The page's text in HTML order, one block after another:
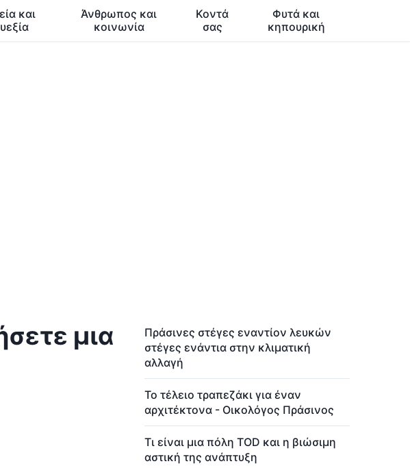
και
Άνθρωπος και
κοινωνία
Κοντά
σας
Φυτά και
κηπουρική
μια
Πράσινες στέγες εναντίον λευκών
στέγες ενάντια στην κλιματική
αλλαγή
Το τέλειο τραπεζάκι για έναν
αρχιτέκτονα - Οικολόγος Πράσινος
Τι είναι μια πόλη TOD και η βιώσιμη
αστική της ανάπτυξη